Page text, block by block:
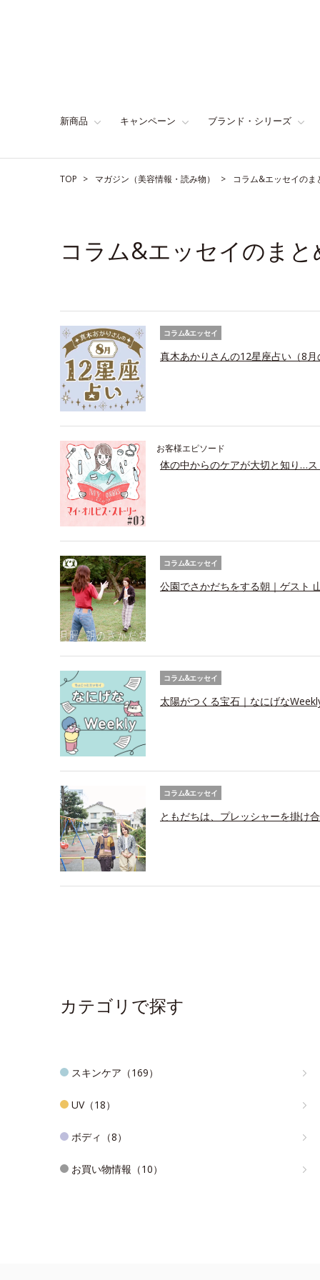
新商品 キャンペーン ブランド・シリーズ
TOP マガジン（美容情報・読み物） コラム&エッセイのま
コラム&エッセイのまと
コラム&エッセイ
真木あかりさんの12星座占い（8
お客様エピソード
体の中からのケアが大切と知り…
コラム&エッセイ
公園でさかだちをする朝｜ゲスト
コラム&エッセイ
太陽がつくる宝石｜なにげな
コラム&エッセイ
ともだちは、プレッシャーを掛け
カテゴリで探す
スキンケア（169）
UV（18）
ボディ（8）
お買い物情報（10）